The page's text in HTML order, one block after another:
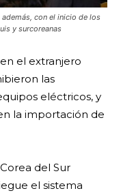
con el inicio de los
y surcoreanas
el extranjero
las
eléctricos, y
la importación de
del Sur
el sistema